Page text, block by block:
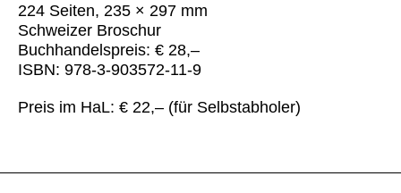
224 Seiten, 235 × 297 mm
Schweizer Broschur
Buchhandelspreis: € 28,–
ISBN: 978-3-903572-11-9
Preis im HaL: € 22,– (für Selbstabholer)